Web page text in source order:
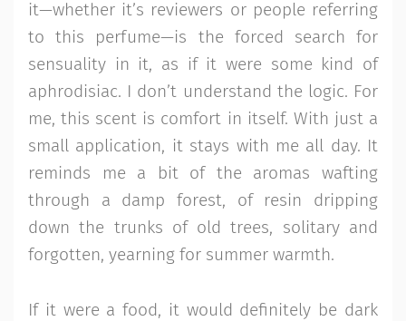
it—whether it’s reviewers or people referring
to this perfume—is the forced search for
sensuality in it, as if it were some kind of
aphrodisiac. I don’t understand the logic. For
me, this scent is comfort in itself. With just a
small application, it stays with me all day. It
reminds me a bit of the aromas wafting
through a damp forest, of resin dripping
down the trunks of old trees, solitary and
forgotten, yearning for summer warmth.
If it were a food, it would definitely be dark